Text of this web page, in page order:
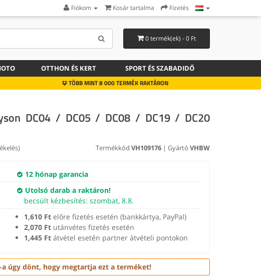
Fiókom Kosár tartalma Fizetés
0 termék(ek) - 0 Ft
OTTHON ÉS KERT SPORT ÉS SZABADIDŐ
TÖBB MINT 8 000 TERMÉK RAKTÁRON
DC04 / DC05 / DC08 / DC19 / DC20
Termékkód VH109176| Gyártó VHBW
12 hónap garancia
Utolsó darab a raktáron!
becsült kézbesítés: szombat, 8.8.
1,610 Ft előre fizetés esetén (bankkártya, PayPal)
2,070 Ft utánvétes fizetés esetén
1,445 Ft átvétel esetén partner átvételi pontokon
a úgy dönt, hogy megtartja ezt a terméket!